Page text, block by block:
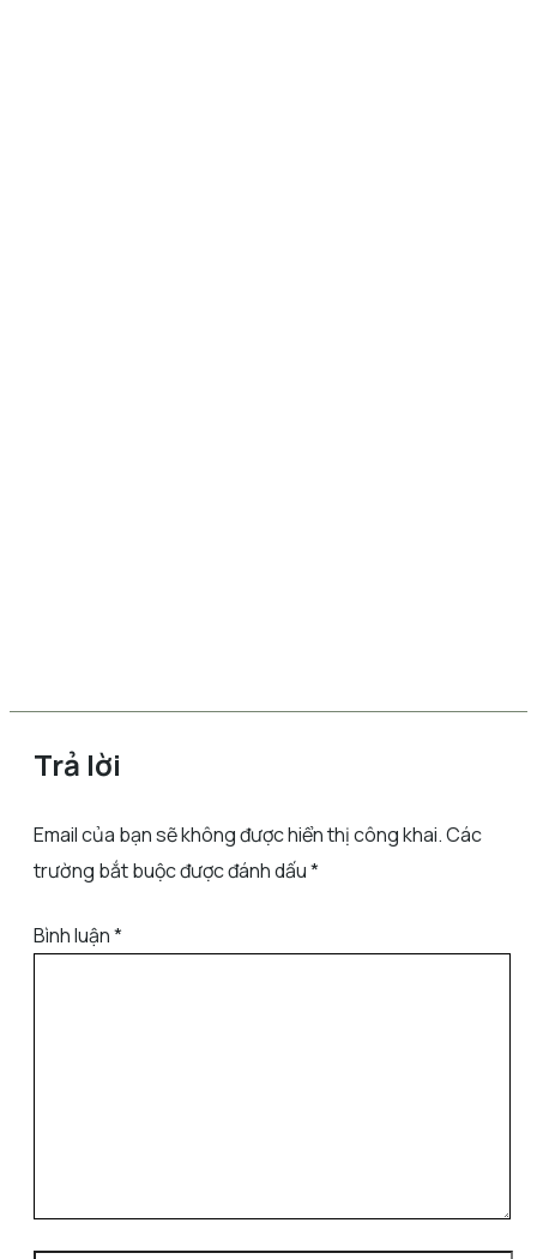
Trả lời
Email của bạn sẽ không được hiển thị công khai.Các
trường bắt buộc được đánh dấu*
Bình luận*